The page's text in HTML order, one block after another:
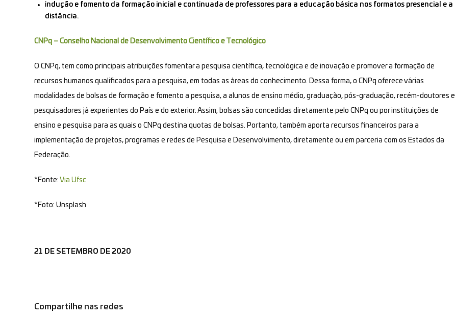
indução e fomento da formação inicial e continuada de professores para a educação básica nos formatos presencial e a
distância.
CNPq – Conselho Nacional de Desenvolvimento Científico e Tecnológico
O CNPq, tem como principais atribuições fomentar a pesquisa científica, tecnológica e de inovação e promover a formação de
recursos humanos qualificados para a pesquisa, em todas as áreas do conhecimento. Dessa forma, o CNPq oferece várias
modalidades de bolsas de formação e fomento a pesquisa, a alunos de ensino médio, graduação, pós-graduação, recém-doutores e
pesquisadores já experientes do País e do exterior. Assim, bolsas são concedidas diretamente pelo CNPq ou por instituições de
ensino e pesquisa para as quais o CNPq destina quotas de bolsas. Portanto, também aporta recursos financeiros para a
implementação de projetos, programas e redes de Pesquisa e Desenvolvimento, diretamente ou em parceria com os Estados da
Federação.
*Fonte: Via Ufsc
*Foto: Unsplash
21 DE SETEMBRO DE 2020
Compartilhe nas redes